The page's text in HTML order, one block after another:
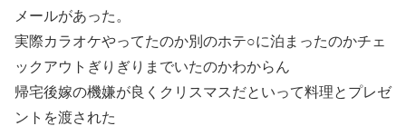
メールがあった。
実際カラオケやってたのか別のホテ○に泊まったのかチェ
ックアウトぎりぎりまでいたのかわからん
帰宅後嫁の機嫌が良くクリスマスだといって料理とプレゼ
ントを渡された